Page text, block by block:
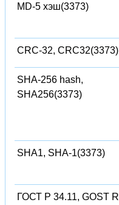
MD-5 хэш(3373)
CRC-32, CRC32(3373)
SHA-256 hash,
SHA256(3373)
SHA1, SHA-1(3373)
ГОСТ Р 34.11, GOST R